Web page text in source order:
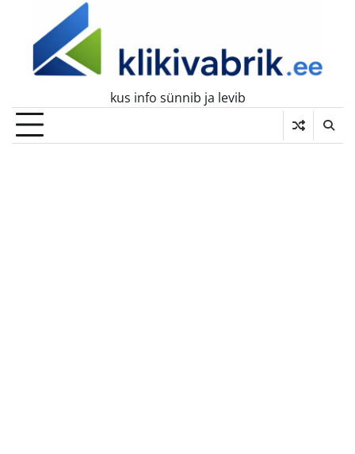
content
kus info sünnib ja levib